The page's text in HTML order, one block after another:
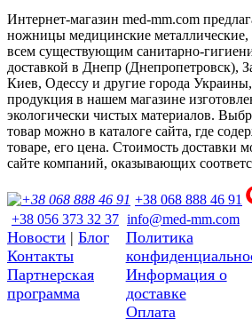
Интернет-магазин med-mm.com
ножницы медицинские металлические,
всем существующим санитарно-
доставкой в Днепр (Днепропетровск),
Киев, Одессу и другие города
продукция в нашем магазине
экологически чистых материалов.
товар можно в каталоге сайта, где
товаре, его цена. Стоимость доставки
сайте компаний, оказывающих
+38 068 888 46 91
+38 056 373 32 37 info@med-mm.com
Новости | Блог
Контакты
Партнерская
программа
Политика
Информация о
доставке
Оплата